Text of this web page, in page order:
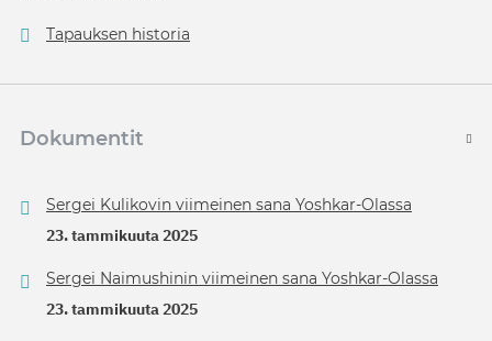
Tapauksen historia
Dokumentit
Sergei Kulikovin viimeinen sana Yoshkar-Olassa
23. tammikuuta 2025
Sergei Naimushinin viimeinen sana Yoshkar-Olassa
23. tammikuuta 2025